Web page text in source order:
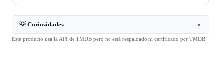
💡 Curiosidades ▼
Este producto usa la API de TMDB pero no está respaldado ni certificado por TMDB.